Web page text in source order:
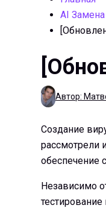
AI
Автор:
Создание
рассмотрели
обеспечение
Независимо